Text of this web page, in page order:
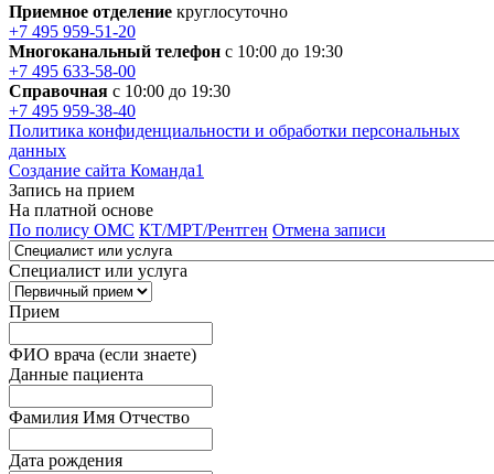
Приемное отделение круглосуточно
+7 495 959-51-20
Многоканальный телефон с 10:00 до 19:30
+7 495 633-58-00
Справочная с 10:00 до 19:30
+7 495 959-38-40
Политика конфиденциальности и обработки персональных
данных
Создание сайта Команда1
Запись на прием
На платной основе
По полису ОМС КТ/МРТ/Рентген Отмена записи
Специалист или услуга
Прием
ФИО врача (если знаете)
Данные пациента
Фамилия Имя Отчество
Дата рождения